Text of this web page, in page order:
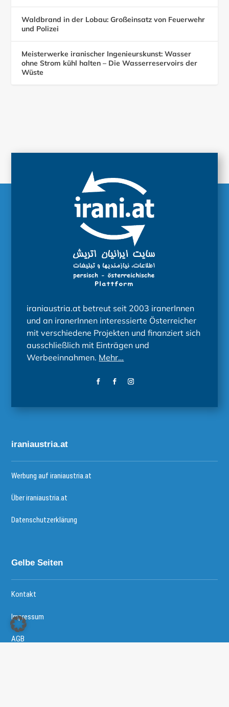
Waldbrand in der Lobau: Großeinsatz von Feuerwehr
und Polizei
Meisterwerke iranischer Ingenieurskunst: Wasser
ohne Strom kühl halten – Die Wasserreservoirs der
Wüste
iraniaustria.at betreut seit 2003 iranerInnen
und an iranerInnen interessierte Österreicher
mit verschiedene Projekten und finanziert sich
ausschließlich mit Einträgen und
Werbeeinnahmen. Mehr…
iraniaustria.at
Werbung auf iraniaustria.at
Über iraniaustria.at
Datenschutzerklärung
Gelbe Seiten
Kontakt
Impressum
AGB